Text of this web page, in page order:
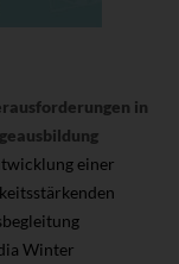
in
einer
Winter